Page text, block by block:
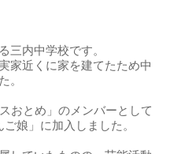
三内中学校です。
家近くに家を建てたため中
。
おとめ」のメンバーとして
娘」に加入しました。